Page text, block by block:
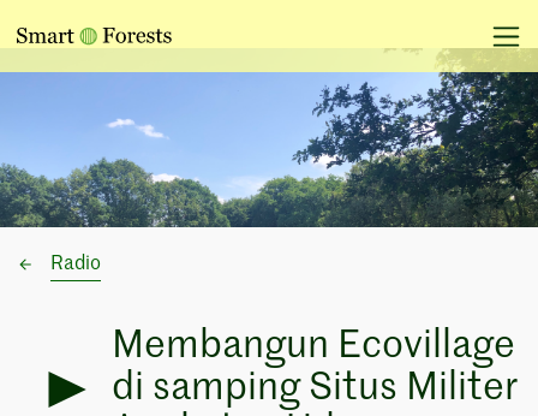
Radio
Membangun Ecovillage
di samping Situs Militer